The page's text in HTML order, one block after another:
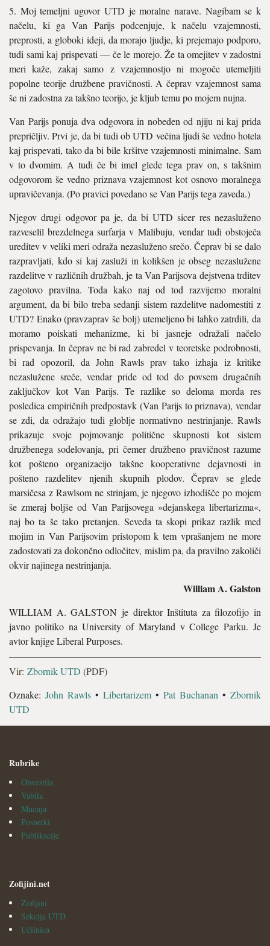
5. Moj temeljni ugovor UTD je moralne narave. Nagibam se k
načelu, ki ga Van Parijs podcenjuje, k načelu vzajemnosti,
preprosti, a globoki ideji, da morajo ljudje, ki prejemajo podporo,
tudi sami kaj prispevati — če le morejo. Že ta omejitev v zadostni
meri kaže, zakaj samo z vzajemnostjo ni mogoče utemeljiti
popolne teorije družbene pravičnosti. A čeprav vzajemnost sama
še ni zadostna za takšno teorijo, je kljub temu po mojem nujna.
Van Parijs ponuja dva odgovora in nobeden od njiju ni kaj prida
prepričljiv. Prvi je, da bi tudi ob UTD večina ljudi še vedno hotela
kaj prispevati, tako da bi bile kršitve vzajemnosti minimalne. Sam
v to dvomim. A tudi če bi imel glede tega prav on, s takšnim
odgovorom še vedno priznava vzajemnost kot osnovo moralnega
upravičevanja. (Po pravici povedano se Van Parijs tega zaveda.)
Njegov drugi odgovor pa je, da bi UTD sicer res nezasluženo
razveselil brezdelnega surfarja v Malibuju, vendar tudi obstoječa
ureditev v veliki meri odraža nezasluženo srečo. Čeprav bi se dalo
razpravljati, kdo si kaj zasluži in kolikšen je obseg nezaslužene
razdelitve v različnih družbah, je ta Van Parijsova dejstvena trditev
zagotovo pravilna. Toda kako naj od tod razvijemo moralni
argument, da bi bilo treba sedanji sistem razdelitve nadomestiti z
UTD? Enako (pravzaprav še bolj) utemeljeno bi lahko zatrdili, da
moramo poiskati mehanizme, ki bi jasneje odražali načelo
prispevanja. In čeprav ne bi rad zabredel v teoretske podrobnosti,
bi rad opozoril, da John Rawls prav tako izhaja iz kritike
nezaslužene sreče, vendar pride od tod do povsem drugačnih
zaključkov kot Van Parijs. Te razlike so deloma morda res
posledica empiričnih predpostavk (Van Parijs to priznava), vendar
se zdi, da odražajo tudi globlje normativno nestrinjanje. Rawls
prikazuje svoje pojmovanje politične skupnosti kot sistem
družbenega sodelovanja, pri čemer družbeno pravičnost razume
kot pošteno organizacijo takšne kooperativne dejavnosti in
pošteno razdelitev njenih skupnih plodov. Čeprav se glede
marsičesa z Rawlsom ne strinjam, je njegovo izhodišče po mojem
še zmeraj boljše od Van Parijsovega »dejanskega libertarizma«,
naj bo ta še tako pretanjen. Seveda ta skopi prikaz razlik med
mojim in Van Parijsovim pristopom k tem vprašanjem ne more
zadostovati za dokončno odločitev, mislim pa, da pravilno zakoliči
okvir najinega nestrinjanja.
William A. Galston
WILLIAM A. GALSTON je direktor Inštituta za filozofijo in
javno politiko na University of Maryland v College Parku. Je
avtor knjige Liberal Purposes.
Vir: Zbornik UTD (PDF)
Oznake: John Rawls • Libertarizem • Pat Buchanan • Zbornik
UTD
Rubrike
Obvestila
Vabila
Mnenja
Posnetki
Publikacije
Zofijini.net
Zofijini
Sekcija UTD
Učilnica